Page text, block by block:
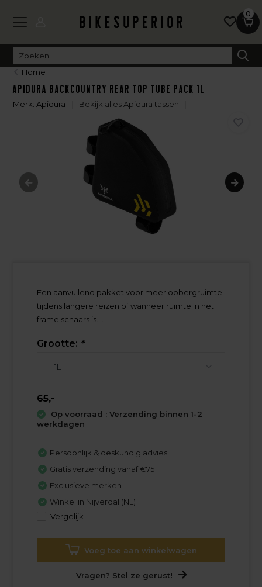
0
Home
Apidura Backcountry Rear Top Tube Pack 1L
Merk: Apidura Bekijk alles Apidura tassen
Een aanvullend pakket voor meer opbergruimte
tijdens langere reizen of wanneer ruimte in het
frame schaars is....
Grootte: *
65,-
Op voorraad : Verzending binnen 1-2
werkdagen
Persoonlijk & deskundig advies
Gratis verzending vanaf €75
Exclusieve merken
Winkel in Nijverdal (NL)
Vergelijk
Voeg toe aan winkelwagen
Vragen? Stel ze gerust!